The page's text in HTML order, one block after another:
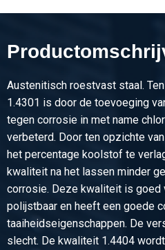
Rvs geslit plat 1.4404 (316L)
Stuks gewicht in kg
Selecteer
2450-0122-503
Omschrijving
Rvs geslit plat 1.4404 (316L)
Bruto prijs
Selecteer
Austenitisch roestvast staal.
1.4301 is door de toevoeging
tegen corrosie in met name
verbeterd. Door ten opzichte
het percentage koolstof te
kwaliteit na het lassen minder
corrosie. Deze kwaliteit is goed
polijstbaar en heeft een goede
taaiheidseigenschappen. De
slecht. De kwaliteit 1.4404